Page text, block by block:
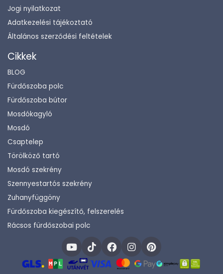
Jogi nyilatkozat
Adatkezelési tájékoztató
Általános szerződési feltételek
Cikkek
BLOG
Fürdőszoba polc
Fürdőszoba bútor
Mosdókagyló
Mosdó
Csaptelep
Törölköző tartó
Mosdó szekrény
Szennyestartós szekrény
Zuhanyfüggöny
Fürdőszoba kiegészítő, felszerelés
Rácsos fürdőszobai polc